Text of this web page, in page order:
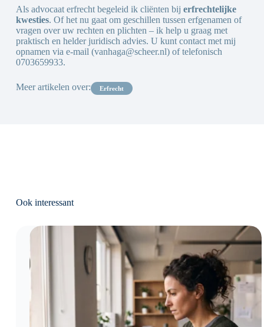
Als advocaat erfrecht begeleid ik cliënten bij erfrechtelijke
kwesties. Of het nu gaat om geschillen tussen erfgenamen of
vragen over uw rechten en plichten – ik help u graag met
praktisch en helder juridisch advies. U kunt contact met mij
opnamen via e-mail (vanhaga@scheer.nl) of telefonisch
0703659933.
Meer artikelen over: erfrecht
Ook interessant